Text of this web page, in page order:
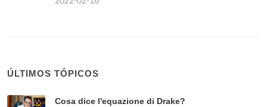
ÚLTIMOS TÓPICOS
Cosa dice l'equazione di Drake?